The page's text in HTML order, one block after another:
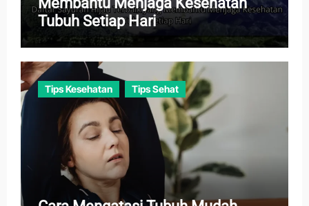
Tubuh Setiap Hari
Tips Kesehatan Tips Sehat